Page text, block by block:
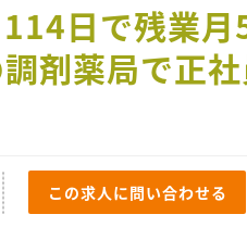
114日で残業
剤薬局で正社
この求人に問い合わせる